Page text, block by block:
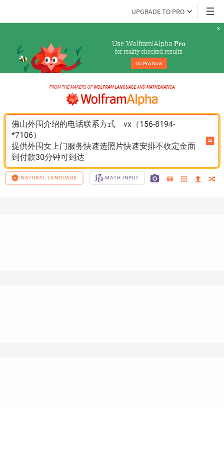
UPGRADE TO PRO
Use Wolfram|Alpha Pro
for reality-checked results
Go Pro Now
佛山外围介绍的电话联系方式	vx（156-8194-
*7106）
提供外围女上门服务快速选照片快速安排不收定金面
到付款30分钟可到达
NATURAL LANGUAGE MATH INPUT